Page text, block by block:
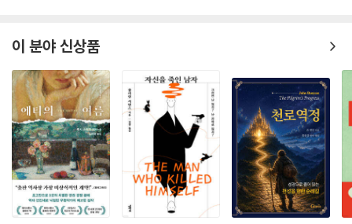
기쁨.”-샌프란시스코 크로니클
“현 시대에 마이클 코넬리의 작품을 읽는 것만으로도 우리에겐 큰 기쁨이
다. 그의 작품은 언제나 한결같으며 지적이다.”-더북헤븐닷넷
“마이클 코넬리의 작품은 마지막 페이지까지 우리를 빨아들이고 유혹한
다. 진정한 엔터테인먼트 소설.”-모스틀리픽션닷컴
“마이클 코넬리는 레이먼드 챈들러와 많이 닮았지만 어떤 면에서는 완전
히 딴판이다. 코넬리는 자신만의 길을 꿋꿋하게 견지하고 있고 대부분의
이 분야 신상품